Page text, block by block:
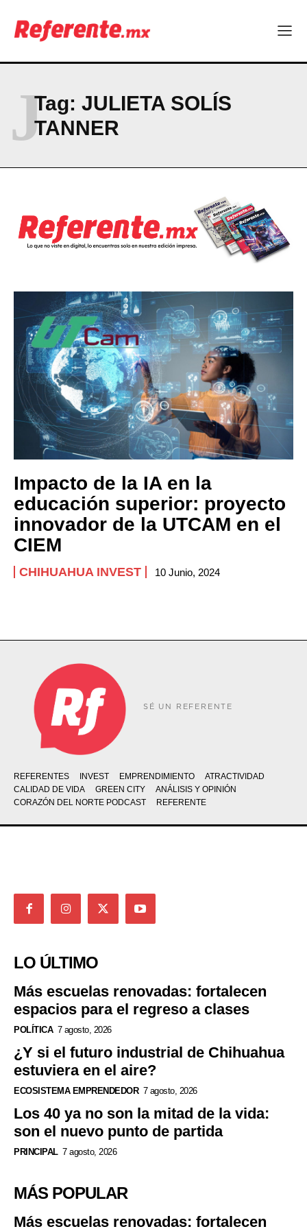
ABOUT
CONTACT
PRIVACY POLICY
NEWSLETTER
Tag: JULIETA SOLÍS
TANNER
J
Impacto de la IA en la
educación superior: proyecto
innovador de la UTCAM en el
CIEM
CHIHUAHUA INVEST 10 Junio, 2024
SÉ UN REFERENTE
REFERENTES INVEST EMPRENDIMIENTO
ATRACTIVIDAD
CALIDAD DE VIDA
GREEN CITY
ANÁLISIS Y OPINIÓN
CORAZÓN DEL NORTE PODCAST
REFERENTE
LO ÚLTIMO
Más escuelas renovadas: fortalecen
espacios para el regreso a clases
POLÍTICA 7 agosto, 2026
¿Y si el futuro industrial de Chihuahua
estuviera en el aire?
ECOSISTEMA EMPRENDEDOR 7 agosto, 2026
Los 40 ya no son la mitad de la vida:
son el nuevo punto de partida
PRINCIPAL 7 agosto, 2026
MÁS POPULAR
Más escuelas renovadas: fortalecen